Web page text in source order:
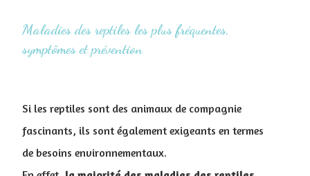
Maladies des reptiles les plus fréquentes,
symptômes et prévention
Si les reptiles sont des animaux de compagnie
fascinants, ils sont également exigeants en termes
de besoins environnementaux.